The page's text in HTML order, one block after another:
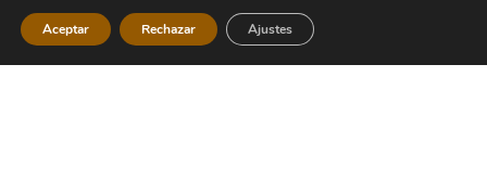
objeto de decisiones automatizadas, en nuestro correo
Aceptar Rechazar Ajustes